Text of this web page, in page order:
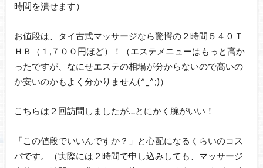
時間を潰せます）
お値段は、タイ古式マッサージなら驚愕の２時間５４０Ｔ
ＨＢ（１,７００円ほど）！（エステメニューはもっと高か
ったですが、なにせエステの相場が分からないので高いの
か安いのかもよく分かりません(^_^;)）
こちらは２回訪問しましたが…とにかく腕がいい！
「この値段でいいんですか？」と心配になるくらいのコス
パです。（実際には２時間で申し込みしても、マッサージ